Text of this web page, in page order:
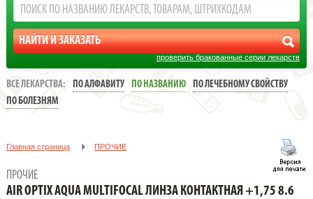
проверить бракованные серии лекарств
ВСЕ ЛЕКАРСТВА: ПО АЛФАВИТУ ПО НАЗВАНИЮ
ПО ЛЕЧЕБНОМУ СВОЙСТВУ
ПО БОЛЕЗНЯМ
Главная страница ПРОЧИЕ
MEDIUM 3PK
ПРОЧИЕ
AIR OPTIX AQUA MULTIFOCAL ЛИНЗА КОНТАКТНАЯ +1,75 8.6